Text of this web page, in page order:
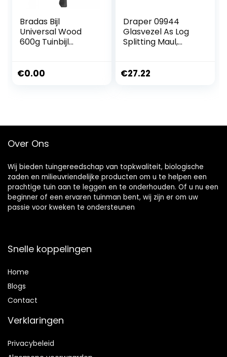
Bradas Bijl
Universal Wood
600g Tuinbijl
€0.00
Draper 09944
Glasvezel As Log
Splitting Maul,
€27.22
Over Ons
Wij bieden tuingereedschap van topkwaliteit, biologische
zaden en milieuvriendelijke producten om u te helpen een
prachtige tuin aan te leggen en te onderhouden. Of u nu een
beginner of een ervaren tuinman bent, wij zijn er om uw
passie voor kweken te ondersteunen
Snelle koppelingen
Home
Blogs
Contact
Verklaringen
Privacybeleid